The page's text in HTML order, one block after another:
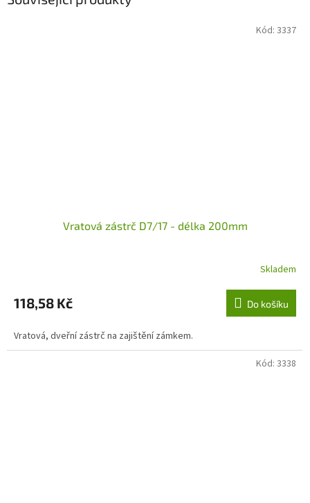
Vratová zástrč D7/17 - délka 200mm
Skladem
118,58 Kč Do košíku
Vratová, dveřní zástrč na zajištění zámkem.
Kód: 3337
Kód: 3338